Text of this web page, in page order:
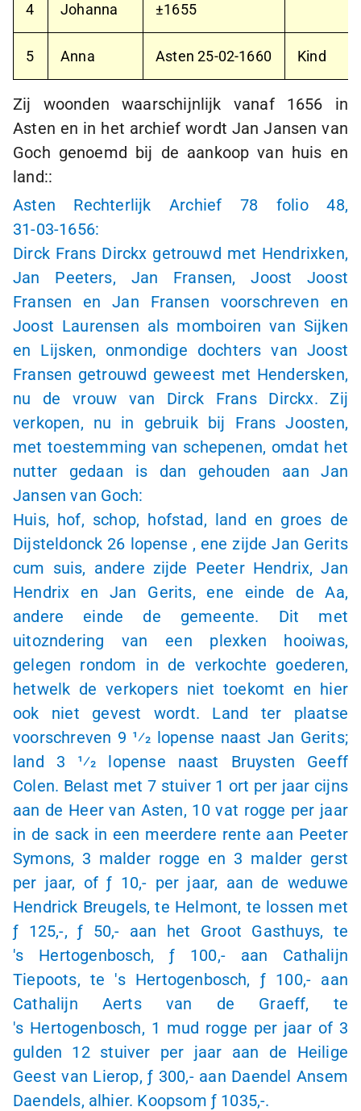
4 Johanna ±1655
5 Anna Asten25-02-1660 Kind
Zij woonden waarschijnlijk vanaf 1656 in
Asten en in het archief wordt Jan Jansen van
Goch genoemd bij de aankoop van huis en
land::
Asten Rechterlijk Archief 78 folio 48,
31-03-1656:
Dirck Frans Dirckx getrouwd met Hendrixken,
Jan Peeters, Jan Fransen, Joost Joost
Fransen en Jan Fransen voorschreven en
Joost Laurensen als momboiren van Sijken
en Lijsken, onmondige dochters van Joost
Fransen getrouwd geweest met Hendersken,
nu de vrouw van Dirck Frans Dirckx. Zij
verkopen, nu in gebruik bij Frans Joosten,
met toestemming van schepenen, omdat het
nutter gedaan is dan gehouden aan Jan
Jansen van Goch:
Huis, hof, schop, hofstad, land en groes de
Dijsteldonck 26 lopense , ene zijde Jan Gerits
cum suis, andere zijde Peeter Hendrix, Jan
Hendrix en Jan Gerits, ene einde de Aa,
andere einde de gemeente. Dit met
uitozndering van een plexken hooiwas,
gelegen rondom in de verkochte goederen,
hetwelk de verkopers niet toekomt en hier
ook niet gevest wordt. Land ter plaatse
voorschreven 9 1⁄2 lopense naast Jan Gerits;
land 3 1⁄2 lopense naast Bruysten Geeff
Colen. Belast met 7 stuiver 1 ort per jaar cijns
aan de Heer van Asten, 10 vat rogge per jaar
in de sack in een meerdere rente aan Peeter
Symons, 3 malder rogge en 3 malder gerst
per jaar, ofƒ 10,- per jaar, aan de weduwe
Hendrick Breugels, te Helmont, te lossen met
ƒ 125,-, ƒ 50,- aan het Groot Gasthuys, te
's Hertogenbosch,
ƒ 100,- aan Cathalijn
Tiepoots, te 's Hertogenbosch, ƒ 100,- aan
Cathalijn Aerts van de Graeff, te
's Hertogenbosch, 1 mud rogge per jaar of 3
gulden 12 stuiver per jaar aan de Heilige
Geest van Lierop,ƒ 300,-aan Daendel Ansem
Daendels, alhier. Koopsom ƒ 1035,-.